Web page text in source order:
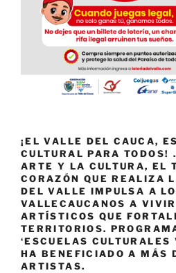
¡EL VALLE DEL CAUCA,
CULTURAL PARA TODOS!
ARTE Y LA CULTURA, EL
CORAZÓN QUE REALIZA
DEL VALLE IMPULSA A
VALLECAUCANOS A
ARTÍSTICOS QUE
TERRITORIOS.
‘ESCUELAS CULTURALES
HA BENEFICIADO A MÁS
ARTISTAS.